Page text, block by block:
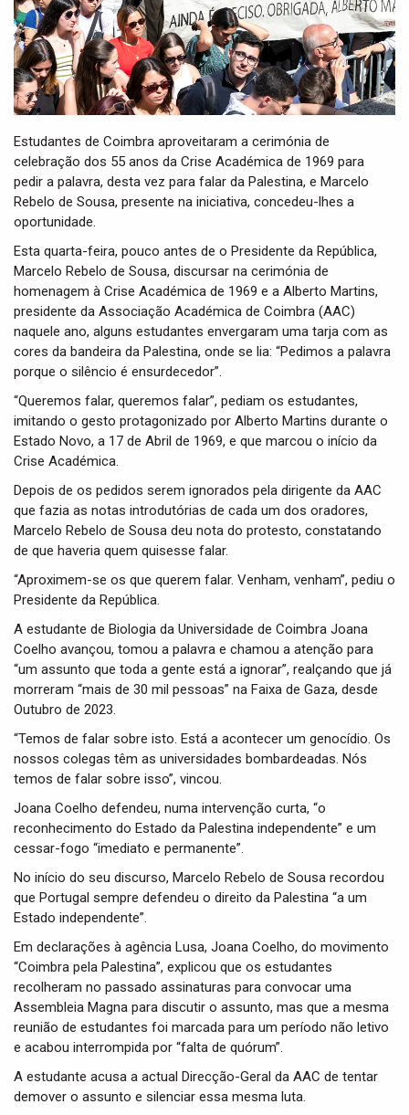
Estudantes de Coimbra aproveitaram a cerimónia de
celebração dos 55 anos da Crise Académica de 1969 para
pedir a palavra, desta vez para falar da Palestina, e Marcelo
Rebelo de Sousa, presente na iniciativa, concedeu-lhes a
oportunidade.
Esta quarta-feira, pouco antes de o Presidente da República,
Marcelo Rebelo de Sousa, discursar na cerimónia de
homenagem à Crise Académica de 1969 e a Alberto Martins,
presidente da Associação Académica de Coimbra (AAC)
naquele ano, alguns estudantes envergaram uma tarja com as
cores da bandeira da Palestina, onde se lia: “Pedimos a palavra
porque o silêncio é ensurdecedor”.
“Queremos falar, queremos falar”, pediam os estudantes,
imitando o gesto protagonizado por Alberto Martins durante o
Estado Novo, a 17 de Abril de 1969, e que marcou o início da
Crise Académica.
Depois de os pedidos serem ignorados pela dirigente da AAC
que fazia as notas introdutórias de cada um dos oradores,
Marcelo Rebelo de Sousa deu nota do protesto, constatando
de que haveria quem quisesse falar.
“Aproximem-se os que querem falar. Venham, venham”, pediu o
Presidente da República.
A estudante de Biologia da Universidade de Coimbra Joana
Coelho avançou, tomou a palavra e chamou a atenção para
“um assunto que toda a gente está a ignorar”, realçando que já
morreram “mais de 30 mil pessoas” na Faixa de Gaza, desde
Outubro de 2023.
“Temos de falar sobre isto. Está a acontecer um genocídio. Os
nossos colegas têm as universidades bombardeadas. Nós
temos de falar sobre isso”, vincou.
Joana Coelho defendeu, numa intervenção curta, “o
reconhecimento do Estado da Palestina independente” e um
cessar-fogo “imediato e permanente”.
No início do seu discurso, Marcelo Rebelo de Sousa recordou
que Portugal sempre defendeu o direito da Palestina “a um
Estado independente”.
Em declarações à agência Lusa, Joana Coelho, do movimento
“Coimbra pela Palestina”, explicou que os estudantes
recolheram no passado assinaturas para convocar uma
Assembleia Magna para discutir o assunto, mas que a mesma
reunião de estudantes foi marcada para um período não letivo
e acabou interrompida por “falta de quórum”.
A estudante acusa a actual Direcção-Geral da AAC de tentar
demover o assunto e silenciar essa mesma luta.